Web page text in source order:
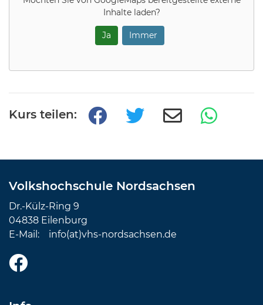
Inhalte laden?
Ja Immer
Kurs teilen:
Volkshochschule Nordsachsen
Dr.-Külz-Ring 9
04838 Eilenburg
E-Mail: info(at)vhs-nordsachsen.de